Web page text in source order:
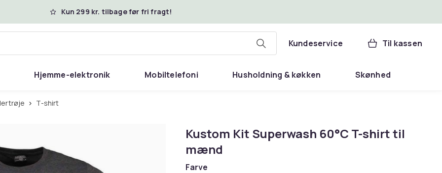
Kun 299 kr. tilbage før fri fragt!
Kundeservice Til kassen
Hjemme-elektronik Mobiltelefoni Husholdning & køkken Skønhed
T-shirt
Kustom Kit Superwash 60°C T-shirt til
mænd
Farve